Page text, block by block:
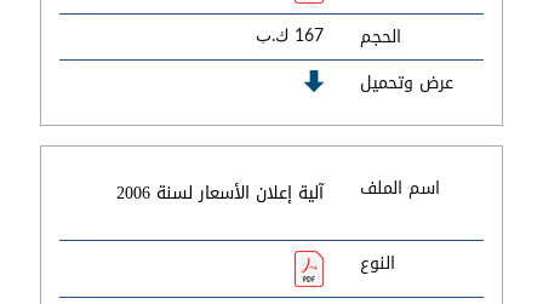
الحجم
167 ك.ب
عرض وتحميل
اسم الملف آلية إعلان الأسعار لسنة 2006
النوع